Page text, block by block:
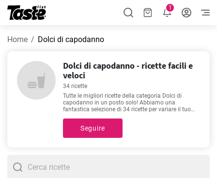
1
Home Dolci di capodanno
Dolci di capodanno - ricette facili e
veloci
34 ricette
Tutte le migliori ricette della categoria Dolci di
capodanno in un posto solo! Abbiamo una
fantastica selezione di 34 ricette per variare il tuo
preparazione delle ricette variano tra 15 - 480
minuti. Troverai una stima del tempo necessario
pensate appositamente per gli amanti del cibo di
qualità. Buon appetito!
Seguire